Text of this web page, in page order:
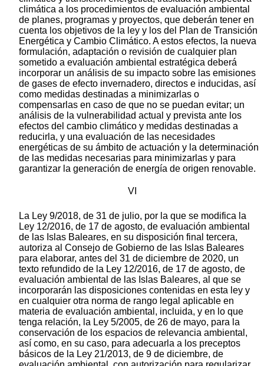
climática a los procedimientos de evaluación ambiental
de planes, programas y proyectos, que deberán tener en
cuenta los objetivos de la ley y los del Plan de Transición
Energética y Cambio Climático. A estos efectos, la nueva
formulación, adaptación o revisión de cualquier plan
sometido a evaluación ambiental estratégica deberá
incorporar un análisis de su impacto sobre las emisiones
de gases de efecto invernadero, directos e inducidas, así
como medidas destinadas a minimizarlas o
compensarlas en caso de que no se puedan evitar; un
análisis de la vulnerabilidad actual y prevista ante los
efectos del cambio climático y medidas destinadas a
reducirla, y una evaluación de las necesidades
energéticas de su ámbito de actuación y la determinación
de las medidas necesarias para minimizarlas y para
garantizar la generación de energía de origen renovable.
VI
La Ley 9/2018, de 31 de julio, por la que se modifica la
Ley 12/2016, de 17 de agosto, de evaluación ambiental
de las Islas Baleares, en su disposición final tercera,
autoriza al Consejo de Gobierno de las Islas Baleares
para elaborar, antes del 31 de diciembre de 2020, un
texto refundido de la Ley 12/2016, de 17 de agosto, de
evaluación ambiental de las Islas Baleares, al que se
incorporarán las disposiciones contenidas en esta ley y
en cualquier otra norma de rango legal aplicable en
materia de evaluación ambiental, incluida, y en lo que
tenga relación, la Ley 5/2005, de 26 de mayo, para la
conservación de los espacios de relevancia ambiental,
así como, en su caso, para adecuarla a los preceptos
básicos de la Ley 21/2013, de 9 de diciembre, de